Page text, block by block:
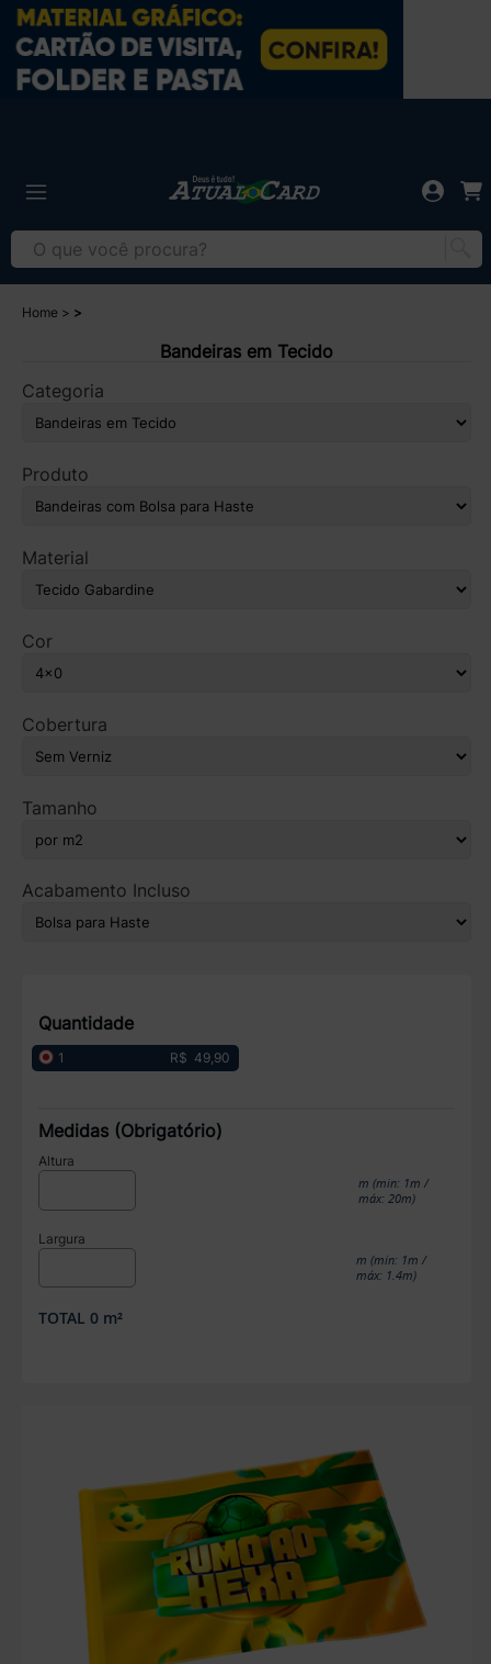
Home
Bandeiras em Tecido
Categoria
Produto
Material
Cor
Cobertura
Tamanho
Acabamento Incluso
Quantidade
1 R$ 49,90
Medidas (Obrigatório)
Altura
m (min: 1m /
máx: 20m)
Largura
m (min: 1m /
máx: 1.4m)
TOTAL 0m²